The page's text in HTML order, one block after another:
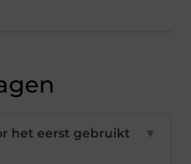
het eerst gebruikt
▼